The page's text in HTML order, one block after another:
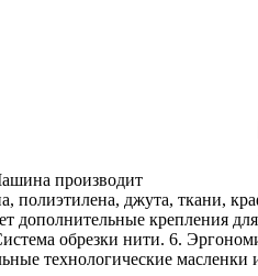
производит
полиэтилена, джута, ткани,
дополнительные крепления
обрезки нити. 6.
технологические масленки